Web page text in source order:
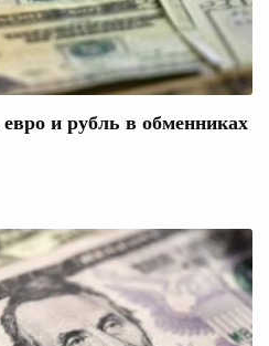
и рубль в обменниках